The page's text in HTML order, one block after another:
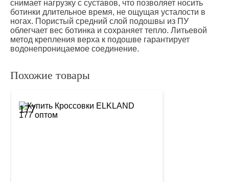
снимает нагрузку с суставов, что позволяет носить
ботинки длительное время, не ощущая усталости в
ногах. Пористый средний слой подошвы из ПУ
облегчает вес ботинка и сохраняет тепло. Литьевой
метод крепления верха к подошве гарантирует
водонепроницаемое соединение.
Похожие товары
177